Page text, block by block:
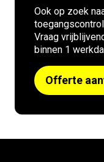
Ook op zoek
Vraag
binnen 1
Offerte